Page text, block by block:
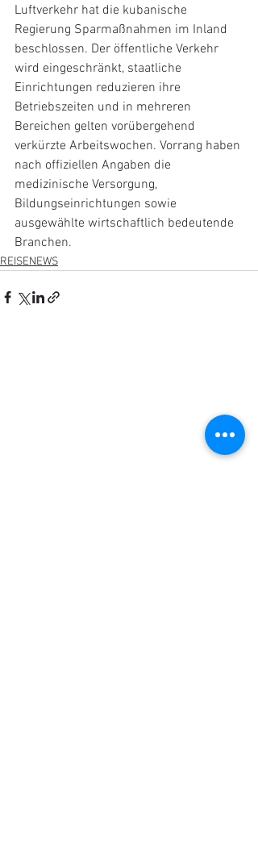
Luftverkehr hat die kubanische
Regierung Sparmaßnahmen im Inland
beschlossen. Der öffentliche Verkehr
wird eingeschränkt, staatliche
Einrichtungen reduzieren ihre
Betriebszeiten und in mehreren
Bereichen gelten vorübergehend
verkürzte Arbeitswochen. Vorrang haben
nach offiziellen Angaben die
medizinische Versorgung,
Bildungseinrichtungen sowie
ausgewählte wirtschaftlich bedeutende
Branchen.
REISENEWS